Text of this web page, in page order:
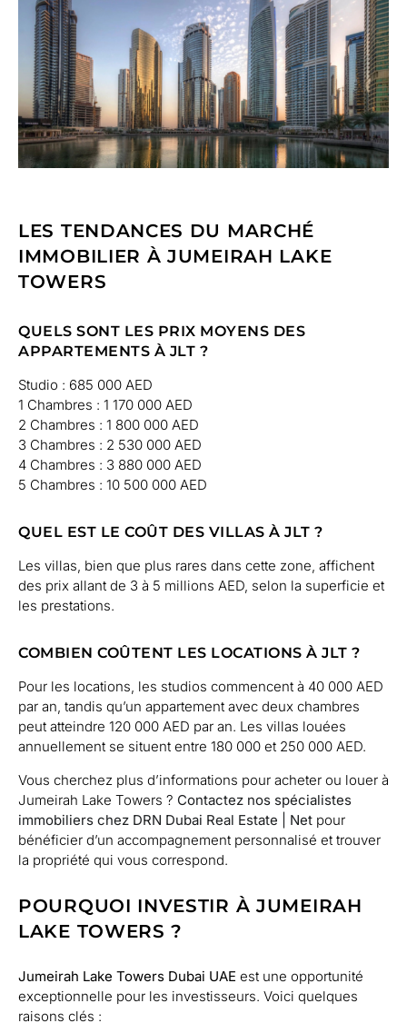
LES TENDANCES DU MARCHÉ
IMMOBILIER À JUMEIRAH LAKE
TOWERS
QUELS SONT LES PRIX MOYENS DES
APPARTEMENTS À JLT ?
Studio : 685 000 AED
1 Chambres : 1 170 000 AED
2 Chambres : 1 800 000 AED
3 Chambres : 2 530 000 AED
4 Chambres : 3 880 000 AED
5 Chambres : 10 500 000 AED
QUEL EST LE COÛT DES VILLAS À JLT ?
Les villas, bien que plus rares dans cette zone, affichent
des prix allant de 3 à 5 millions AED, selon la superficie et
les prestations.
COMBIEN COÛTENT LES LOCATIONS À JLT ?
Pour les locations, les studios commencent à 40 000 AED
par an, tandis qu’un appartement avec deux chambres
peut atteindre 120 000 AED par an. Les villas louées
annuellement se situent entre 180 000 et 250 000 AED.
Vous cherchez plus d’informations pour acheter ou louer à
Jumeirah Lake Towers ? Contactez nos spécialistes
immobiliers chez DRN Dubai Real Estate | Net pour
bénéficier d’un accompagnement personnalisé et trouver
la propriété qui vous correspond.
POURQUOI INVESTIR À JUMEIRAH
LAKE TOWERS ?
Jumeirah Lake Towers Dubai UAE est une opportunité
exceptionnelle pour les investisseurs. Voici quelques
raisons clés :